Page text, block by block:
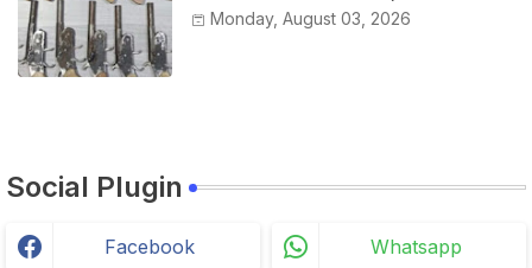
Monday, August 03, 2026
Social Plugin
Facebook Whatsapp